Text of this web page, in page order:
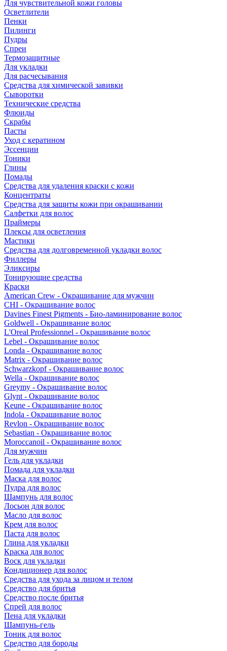
Для чувствительной кожи головы
Осветлители
Пенки
Пилинги
Пудры
Спреи
Термозащитные
Для укладки
Для расчесывания
Средства для химической завивки
Сыворотки
Технические средства
Флюиды
Скрабы
Пасты
Уход с кератином
Эссенции
Тоники
Глины
Помады
Средства для удаления краски с кожи
Концентраты
Средства для защиты кожи при окрашивании
Салфетки для волос
Праймеры
Плексы для осветления
Мастики
Средства для долговременной укладки волос
Филлеры
Эликсиры
Тонирующие средства
Краски
American Crew - Окрашивание для мужчин
CHI - Окрашивание волос
Davines Finest Pigments - Био-ламинирование волос
Goldwell - Окрашивание волос
L'Oreal Professionnel - Окрашивание волос
Lebel - Окрашивание волос
Londa - Окрашивание волос
Matrix - Окрашивание волос
Schwarzkopf - Окрашивание волос
Wella - Окрашивание волос
Greymy - Окрашивание волос
Glynt - Окрашивание волос
Keune - Окрашивание волос
Indola - Окрашивание волос
Revlon - Окрашивание волос
Sebastian - Окрашивание волос
Moroccanoil - Окрашивание волос
Для мужчин
Гель для укладки
Помада для укладки
Маска для волос
Пудра для волос
Шампунь для волос
Лосьон для волос
Масло для волос
Крем для волос
Паста для волос
Глина для укладки
Краска для волос
Воск для укладки
Кондиционер для волос
Средства для ухода за лицом и телом
Средство для бритья
Средство после бритья
Спрей для волос
Пена для укладки
Шампунь-гель
Тоник для волос
Средство для бороды